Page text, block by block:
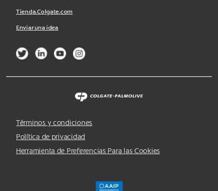
Tienda.Colgate.com
Enviar una idea
Términos y condiciones
Política de privacidad
Herramienta de Preferencias Para las Cookies